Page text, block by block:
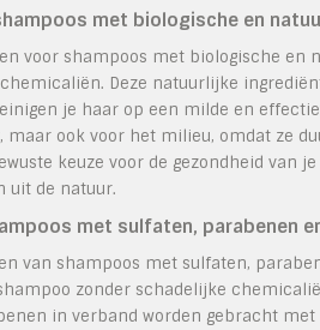
met biologische en
voor shampoos met biologische
Deze natuurlijke
je haar op een milde en
maar ook voor het milieu, omdat ze
keuze voor de gezondheid van
uit de natuur.
met sulfaten, parabenen
van shampoos met sulfaten,
zonder schadelijke
in verband worden gebracht